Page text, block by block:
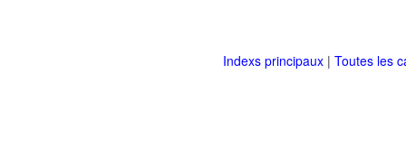
Indexs principaux | Toutes les